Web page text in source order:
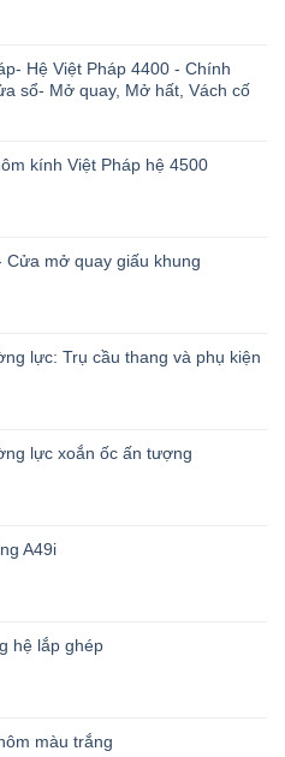
Hệ Việt Pháp 4400 - Chính
sổ- Mở quay, Mở hất, Vách cố
kính Việt Pháp hệ 4500
mở quay giấu khung
lực: Trụ cầu thang và phụ kiện
lực xoắn ốc ấn tượng
A49i
hệ lắp ghép
màu trắng